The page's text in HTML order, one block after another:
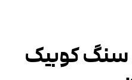
سنگ کوبیک